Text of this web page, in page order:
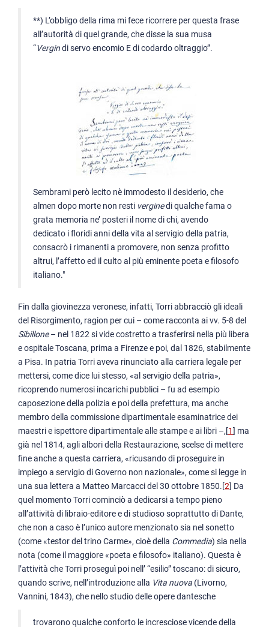
**) L’obbligo della rima mi fece ricorrere per questa frase
all’autorità di quel grande, che disse la sua musa
“Vergindi servo encomio E di codardo oltraggio”.
Sembrami però lecito nè immodesto il desiderio, che
almen dopo morte non resti verginedi qualche fama o
grata memoria ne’ posteri il nome di chi, avendo
dedicato i floridi anni della vita al servigio della patria,
consacrò i rimanenti a promovere, non senza profitto
altrui, l’affetto ed il culto al più eminente poeta e filosofo
italiano."
Fin dalla giovinezza veronese, infatti, Torri abbracciò gli ideali
del Risorgimento, ragion per cui – come racconta ai vv. 5-8 del
Sibillone– nel 1822 si vide costretto a trasferirsi nella più libera
e ospitale Toscana, prima a Firenze e poi, dal 1826, stabilmente
a Pisa. In patria Torri aveva rinunciato alla carriera legale per
mettersi, come dice lui stesso, «al servigio della patria»,
ricoprendo numerosi incarichi pubblici – fu ad esempio
caposezione della polizia e poi della prefettura, ma anche
membro della commissione dipartimentale esaminatrice dei
maestri e ispettore dipartimentale alle stampe e ai libri –,[1] ma
già nel 1814, agli albori della Restaurazione, scelse di mettere
fine anche a questa carriera, «ricusando di proseguire in
impiego a servigio di Governo non nazionale», come si legge in
una sua lettera a Matteo Marcacci del 30 ottobre 1850.[2] Da
quel momento Torri cominciò a dedicarsi a tempo pieno
all’attività di libraio-editore e di studioso soprattutto di Dante,
che non a caso è l’unico autore menzionato sia nel sonetto
(come «testor del trino Carme», cioè della Commedia) sia nella
nota (come il maggiore «poeta e filosofo» italiano). Questa è
l’attività che Torri proseguì poi nell’ “esilio” toscano: di sicuro,
quando scrive, nell’introduzione alla Vita nuova (Livorno,
Vannini, 1843), che nello studio delle opere dantesche
trovarono qualche conforto le incresciose vicende della